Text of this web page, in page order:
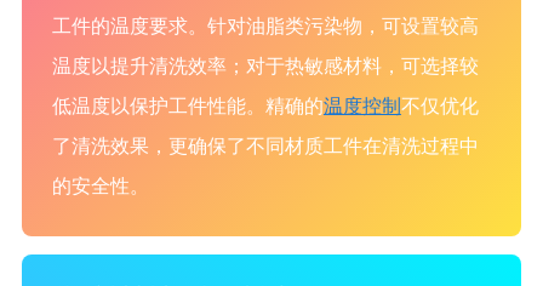
工件的温度要求。针对油脂类污染物，可设置较高
温度以提升清洗效率；对于热敏感材料，可选择较
低温度以保护工件性能。精确的温度控制 不仅优化
了清洗效果，更确保了不同材质工件在清洗过程中
的安全性。